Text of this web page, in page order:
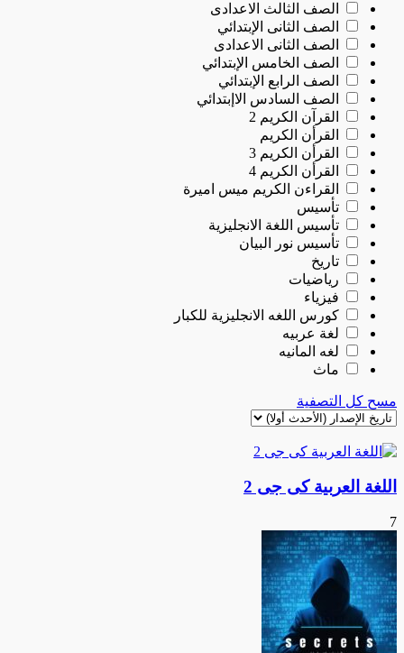
الصف الثالث الاعدادى
الصف الثانى الإبتدائي
الصف الثانى الاعدادى
الصف الخامس الإبتدائي
الصف الرابع الإبتدائي
الصف السادس الاإبتدائي
القرآن الكريم 2
القرأن الكريم
القرأن الكريم 3
القرأن الكريم 4
القراءن الكريم ميس اميرة
تأسيس
تأسيس اللغة الانجليزية
تأسيس نور البيان
تاريخ
رياضيات
فيزياء
كورس اللغه الانجليزية للكبار
لغة عربيه
لغه المانيه
ماث
مسح كل التصفية
اللغة العربية كى جى 2
7